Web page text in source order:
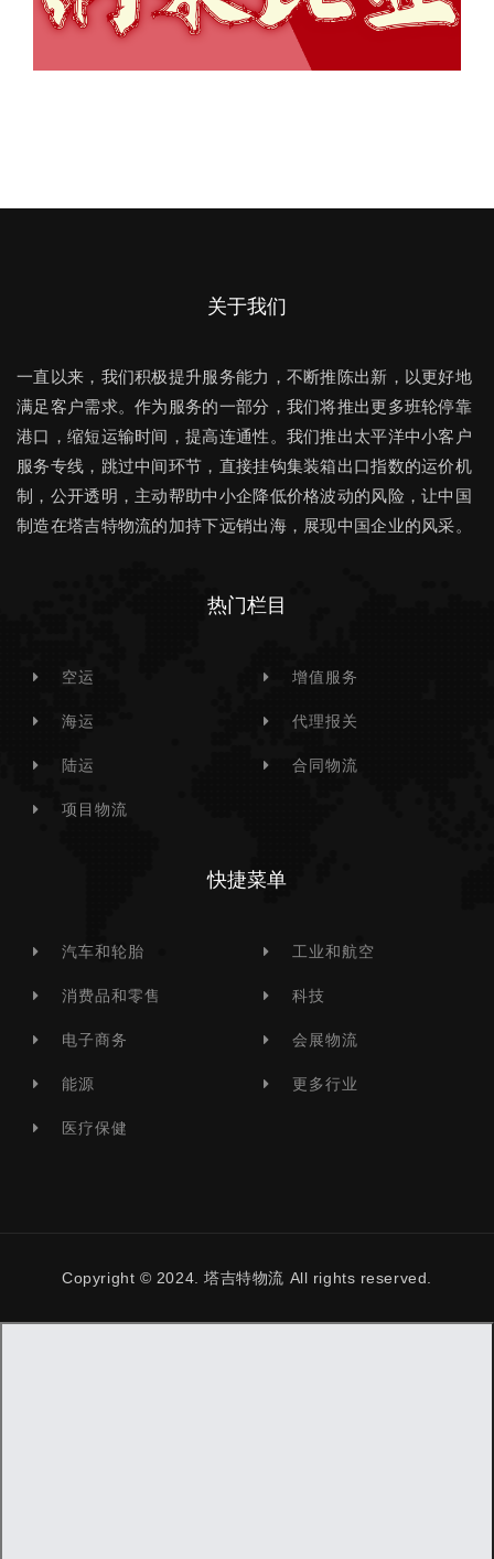
关于我们
一直以来，我们积极提升服务能力，不断推陈出新，以更好地
满足客户需求。作为服务的一部分，我们将推出更多班轮停靠
港口，缩短运输时间，提高连通性。我们推出太平洋中小客户
服务专线，跳过中间环节，直接挂钩集装箱出口指数的运价机
制，公开透明，主动帮助中小企降低价格波动的风险，让中国
制造在塔吉特物流的加持下远销出海，展现中国企业的风采。
热门栏目
空运
海运
陆运
项目物流
增值服务
代理报关
合同物流
快捷菜单
汽车和轮胎
消费品和零售
电子商务
能源
医疗保健
工业和航空
科技
会展物流
更多行业
Copyright © 2024. 塔吉特物流 All rights reserved.